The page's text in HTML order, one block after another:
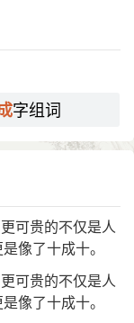
字组词
可贵的不仅是人
像了十成十。
可贵的不仅是人
像了十成十。